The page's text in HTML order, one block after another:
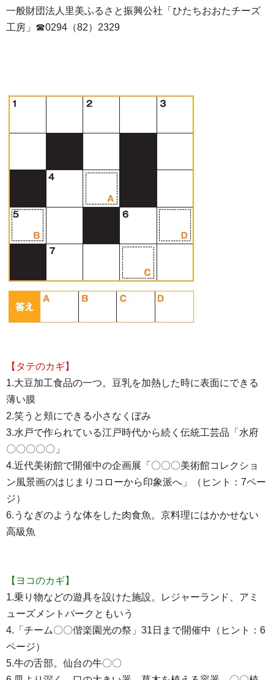
一般財団法人里美ふるさと振興公社「ひたちおおたチーズ
工房」☎0294（82）2329
【タテのカギ】
1.大豆加工食品の一つ。豆乳を加熱した時に表面にできる
薄い膜
2.笑うと頬にできる小さなくぼみ
3.水戸で作られている江戸時代から続く伝統工芸品「水府
〇〇〇〇〇」
4.近代美術館で開催中の企画展「〇〇〇美術館コレクショ
ン風景画のはじまりコローから印象派へ」（ヒント：7ペー
ジ）
6.うなぎのような体をした肉食魚。京料理にはかかせない
高級魚
【ヨコのカギ】
1.乗り物などの遊具を設けた施設。レジャーランド、アミ
ューズメントパークともいう
4.「チーム〇〇偕楽園光の祭」31日まで開催中（ヒント：6
ページ）
5.牛の舌部。仙台の牛〇〇